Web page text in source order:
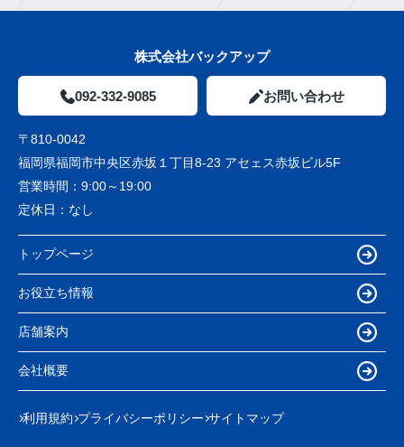
株式会社バックアップ
092-332-9085 お問い合わせ
〒810-0042
福岡県福岡市中央区赤坂１丁目8-23 アセェス赤坂ビル5F
営業時間： 9:00～19:00
定休日： なし
トップページ
お役立ち情報
店舗案内
会社概要
利用規約 プライバシーポリシー サイトマップ